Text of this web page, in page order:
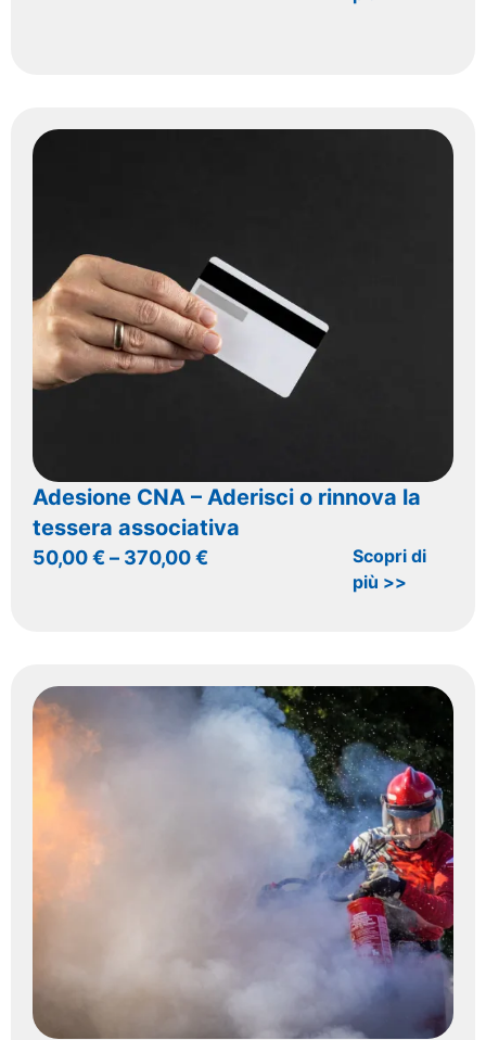
Adesione CNA – Aderisci o rinnova la
tessera associativa
50,00€– 370,00€
Scopri di
più >>